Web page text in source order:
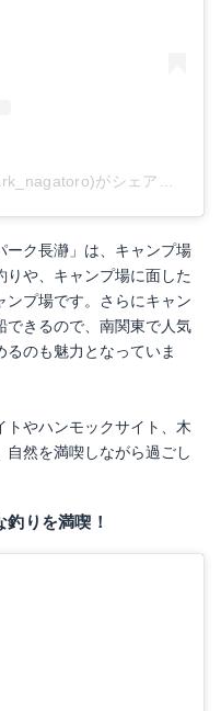
ウォーターパーク長瀞(@waterpark_nagatoro)がシェアした投稿
ーク長瀞」は、キャンプ場
りや、キャンプ場に面した
ンプ場です。さらにキャン
できるので、南関東で人気
のも魅力となっていま
トやハンモックサイト、木
然を満喫しながら過ごし
りを満喫！